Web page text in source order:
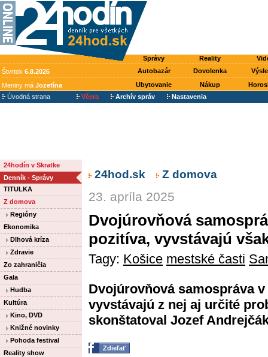
Správy Reality
Štvrtok 6.8.2026 Autobazár Dovolenka
Meniny má Jozefína Ubytovanie Nákup
Úvodná strana
Včera Archív správ Nastavenia
24hodín v Skratke
Denník - Správy
TITULKA
Z domova
Regióny
Ekonomika
Dlhová kríza
Zdravie
Zo zahraničia
Gala
Hudba
Kultúra
Kino, DVD
Knižné novinky
Pohoda festival
Reality show
24hod.sk Z domova
23. apríla 2025
Dvojúrovňová
pozitíva, vyvstávajú
Tagy: Košice mestské časti
Dvojúrovňová samospráva
vyvstávajú z nej aj určité
skonštatoval Jozef
Zdieľať